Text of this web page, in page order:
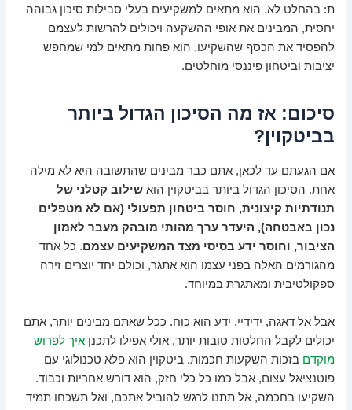
ת: בהחלט לא. הוא מתאים למשקיעים בעלי סבילות סיכון גבוהה
יחסית, המבינים את אופי ההשקעה ויכולים להרשות לעצמם
להפסיד את הכסף שהשקיעו. הוא פחות מתאים למי שמחפש
יציבות וביטחון פיננסי מוחלטים.
סיכום: אז מה הסיכון הגדול ביותר
בביטקוין?
אם הגעתם עד לכאן, אתם כבר מבינים שהתשובה היא לא מילה
אחת. הסיכון הגדול ביותר בביטקוין הואשילוב קטלני של
תנודתיות קיצונית, חוסר ביטחון תפעולי (אם לא מטפלים
נכון באבטחה), היעדר ערך מהותי מובהק מעבר לאמון
הציבור, וחוסר ידע בסיסי מצד המשקיעים עצמם. כל אחד
מהגורמים האלה בפני עצמו הוא אתגר, וכולם יחד יוצרים זירה
ספקולטיבית ומאתגרת במיוחד.
אבל אל דאגה, ידידיי. ידע הוא כוח. ככל שאתם מבינים יותר, אתם
יכולים לקבל החלטות טובות יותר, אולי אפילו לתכנןאיך לפרוש
מוקדם בזכות השקעות חכמות. ביטקוין הוא פלא טכנולוגי עם
פוטנציאל עצום, אבל כמו כל כלי חזק, הוא דורש אחריות וכבוד.
השקיעו בחכמה, אל תתנו לרגש להוביל אתכם, ואל תשכחו תמיד